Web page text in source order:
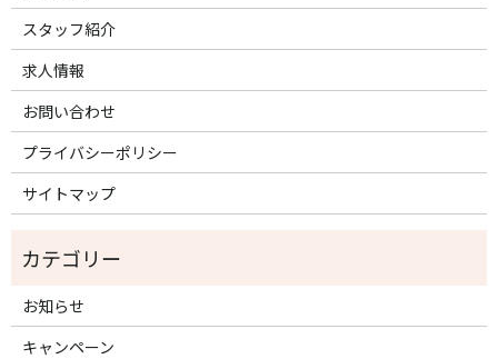
スタッフ紹介
求人情報
お問い合わせ
プライバシーポリシー
サイトマップ
お知らせ
キャンペーン